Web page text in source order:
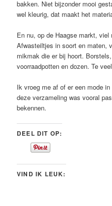
bakken. Niet bijzonder mooi
wel kleurig, dat maakt het
En nu, op de Haagse markt, viel
Afwasteiltjes in soort en maten,
mikmak die er bij hoort.
voorraadpotten en dozen. Te
Ik vroeg me af of er een mode
deze verzameling was vooral
bekennen.
DEEL DIT OP:
VIND IK LEUK: